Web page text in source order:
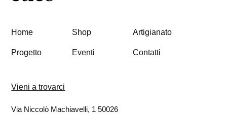
Home Shop Artigianato
Progetto Eventi Contatti
Vieni a trovarci
Via Niccolò Machiavelli, 1 50026